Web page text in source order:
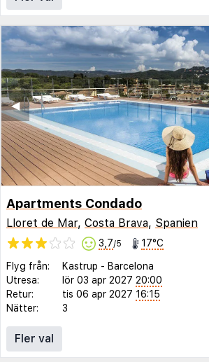
◀︎
Apartments Condado
Lloret de Mar, Costa Brava, Spanien
3,7/5 17°C
Flyg från: Kastrup - Barcelona
Utresa:
lör 03 apr 2027 20:00
Retur:
tis 06 apr 2027 16:15
Nätter:
3
Fler val